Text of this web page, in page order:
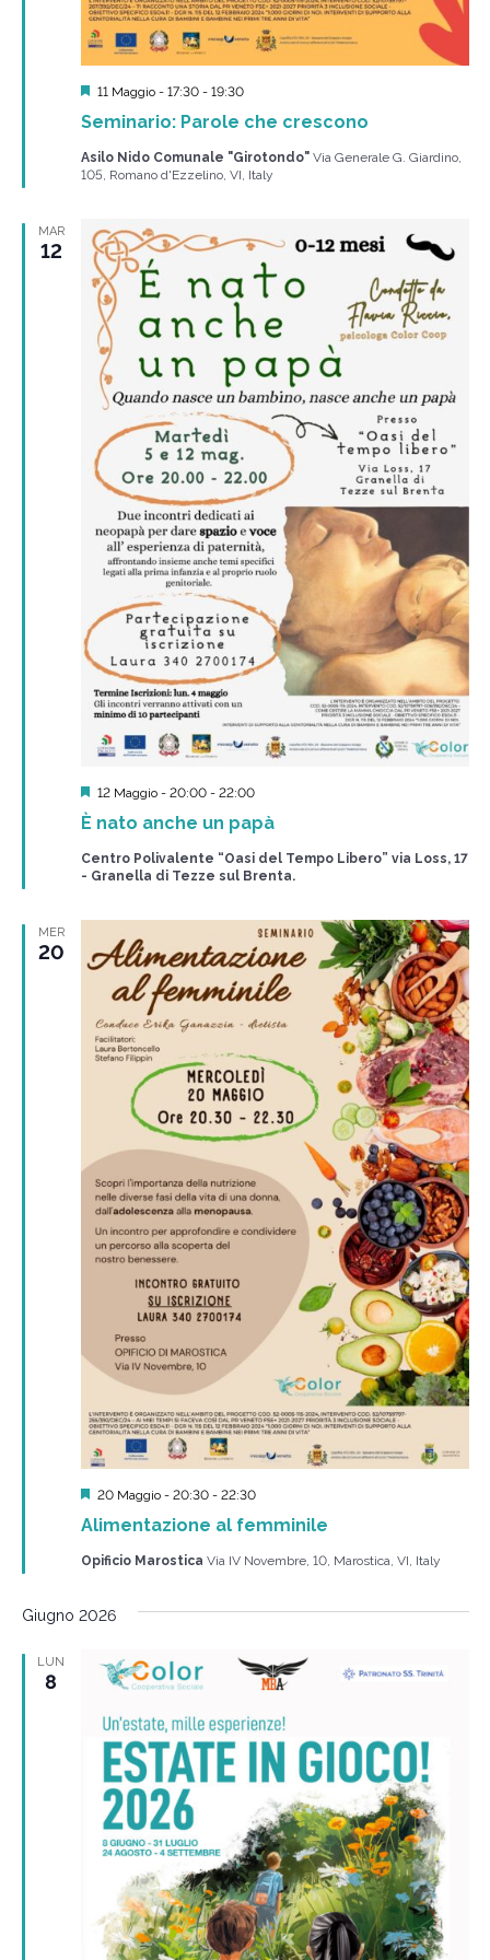
Seminario: Parole che crescono
Segnalati
11 Maggio - 17:30- 19:30
Asilo Nido Comunale "Girotondo" Via Generale G. Giardino,
105, Romano d'Ezzelino, VI, Italy
MAR
12
È nato anche un papà
Segnalati
12 Maggio - 20:00- 22:00
Centro Polivalente “Oasi del Tempo Libero” via Loss, 17
- Granella di Tezze sul Brenta.
MER
20
Alimentazione al femminile
Segnalati
20 Maggio - 20:30- 22:30
Opificio Marostica Via IV Novembre, 10, Marostica, VI, Italy
Giugno 2026
LUN
8